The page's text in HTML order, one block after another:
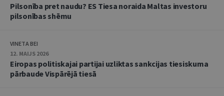
Pilsonība pret naudu? ES Tiesa noraida Maltas investoru
pilsonības shēmu
VINETA BEI
12. MAIJS 2026
Eiropas politiskajai partijai uzliktas sankcijas tiesiskuma
pārbaude Vispārējā tiesā